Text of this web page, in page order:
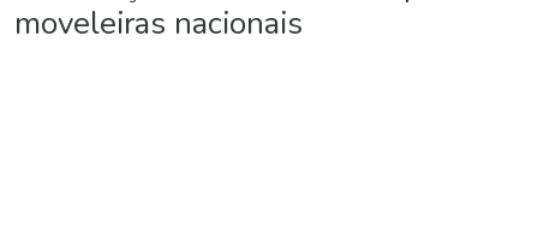
moveleiras nacionais